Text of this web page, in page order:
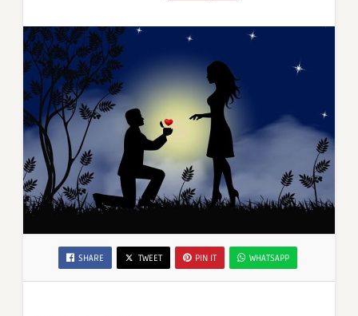
SHARE TWEET PIN IT WHATSAPP